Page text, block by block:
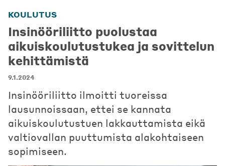
KOULUTUS
Insinööriliitto puolustaa
aikuiskoulutustukea ja sovittelun
kehittämistä
9.1.2024
Insinööriliitto ilmoitti tuoreissa
lausunnoissaan, ettei se kannata
aikuiskoulutustuen lakkauttamista eikä
valtiovallan puuttumista alakohtaiseen
sopimiseen.